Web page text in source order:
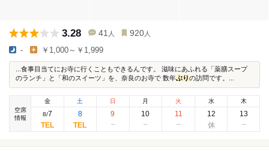
3.28 41 人 920 人
- ￥1,000～￥1,999
...食事目当てにお寺に行くこともできるんです。 滋味にあふれる「薬膳スープ
のランチ」と「和のスイーツ」を、奈良のお寺で 数年ぶりの訪問です。...
空席
情報
金
8/7
土
8
日
9
月
10
火
11
水
12
木
13